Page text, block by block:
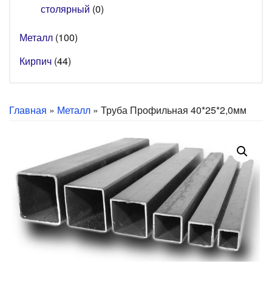
столярный (0)
Металл (100)
Кирпич (44)
Главная » Металл » Труба Профильная 40*25*2,0мм